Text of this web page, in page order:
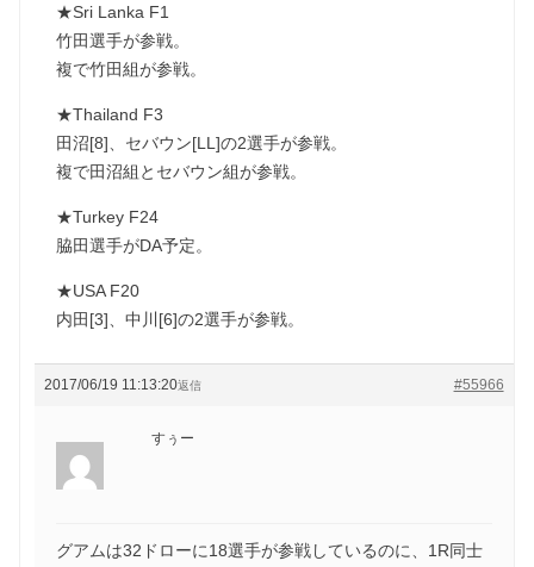
★Sri Lanka F1
竹田選手が参戦。
複で竹田組が参戦。
★Thailand F3
田沼[8]、セバウン[LL]の2選手が参戦。
複で田沼組とセバウン組が参戦。
★Turkey F24
脇田選手がDA予定。
★USA F20
内田[3]、中川[6]の2選手が参戦。
2017/06/19 11:13:20 #55966
返信
すぅー
グアムは32ドローに18選手が参戦しているのに、1R同士